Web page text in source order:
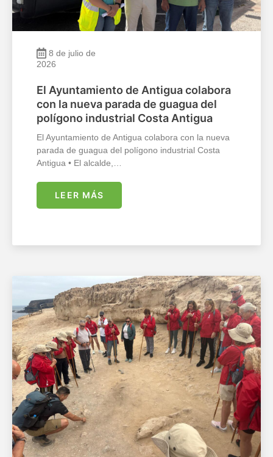
8 de julio de
2026
El Ayuntamiento de Antigua colabora
con la nueva parada de guagua del
polígono industrial Costa Antigua
El Ayuntamiento de Antigua colabora con la nueva
parada de guagua del polígono industrial Costa
Antigua • El alcalde,…
LEER MÁS